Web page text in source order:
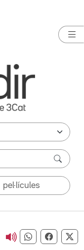
pel·lícules
Compartir